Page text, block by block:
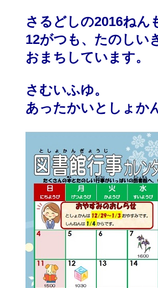
さるどしの2016ねん
12がつも、たのしい
おまちしています。
さむいふゆ。
あったかいとしょか